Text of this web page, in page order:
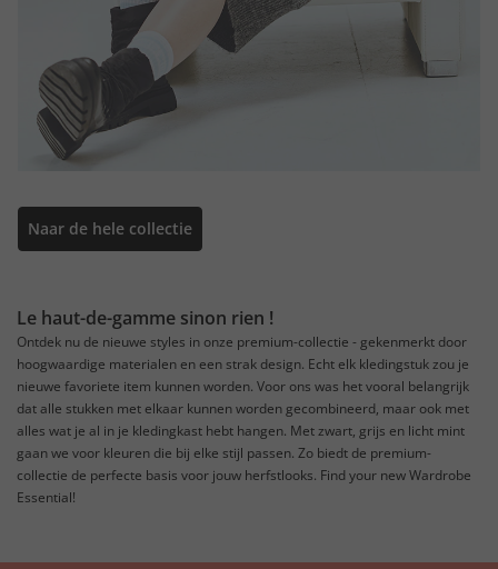
Naar de hele collectie
Le haut-de-gamme sinon rien !
Ontdek nu de nieuwe styles in onze premium-collectie - gekenmerkt door
hoogwaardige materialen en een strak design. Echt elk kledingstuk zou je
nieuwe favoriete item kunnen worden. Voor ons was het vooral belangrijk
dat alle stukken met elkaar kunnen worden gecombineerd, maar ook met
alles wat je al in je kledingkast hebt hangen. Met zwart, grijs en licht mint
gaan we voor kleuren die bij elke stijl passen. Zo biedt de premium-
collectie de perfecte basis voor jouw herfstlooks. Find your new Wardrobe
Essential!